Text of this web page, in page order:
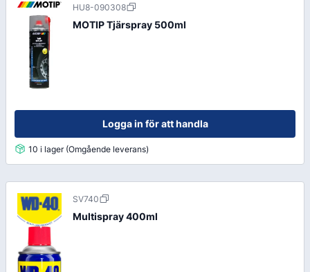
HU8-090308
MOTIP Tjärspray 500ml
Logga in för att handla
10 i lager (Omgående leverans)
SV740
Multispray 400ml